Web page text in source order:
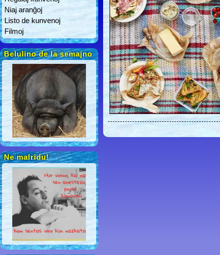
Niaj aranĝoj
Listo de kunvenoj
Filmoj
Belulino de la semajno
Ne malridu!